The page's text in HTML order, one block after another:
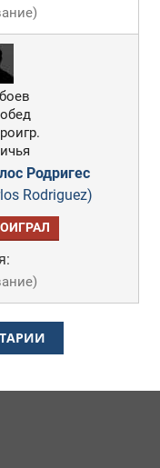
)
Родригес
Rodriguez)
)